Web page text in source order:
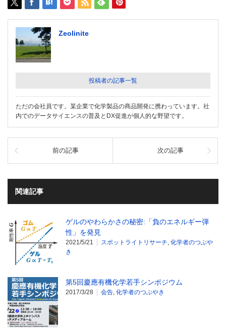
Zeolinite
投稿者の記事一覧
ただの会社員です。某企業で化学製品の商品開発に携わっています。社
内でのデータサイエンスの普及とDX促進が個人的な野望です。
前の記事 次の記事
関連記事
ゲルのやわらかさの秘密:「負のエネルギー弾
性」を発見
2021/5/21 スポットライトリサーチ 化学者のつぶや
き
第5回慶應有機化学若手シンポジウム
2017/3/28 会告 化学者のつぶやき